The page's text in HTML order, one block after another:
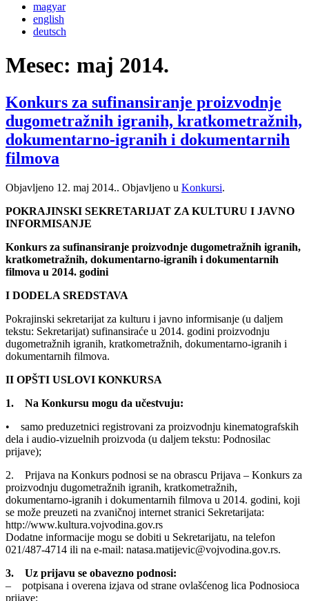
magyar
english
deutsch
Mesec: maj 2014.
Konkurs za sufinansiranje proizvodnje
dugometražnih igranih, kratkometražnih,
dokumentarno-igranih i dokumentarnih
filmova
Objavljeno 12. maj 2014.. Objavljeno u Konkursi.
POKRAJINSKI SEKRETARIJAT ZA KULTURU I JAVNO
INFORMISANJE
Konkurs za sufinansiranje proizvodnje dugometražnih igranih,
kratkometražnih, dokumentarno-igranih i dokumentarnih
filmova u 2014. godini
I DODELA SREDSTAVA
Pokrajinski sekretarijat za kulturu i javno informisanje (u daljem
tekstu: Sekretarijat) sufinansiraće u 2014. godini proizvodnju
dugometražnih igranih, kratkometražnih, dokumentarno-igranih i
dokumentarnih filmova.
II OPŠTI USLOVI KONKURSA
1. Na Konkursu mogu da učestvuju:
• samo preduzetnici registrovani za proizvodnju kinematografskih
dela i audio-vizuelnih proizvoda (u daljem tekstu: Podnosilac
prijave);
2. Prijava na Konkurs podnosi se na obrascu Prijava – Konkurs za
proizvodnju dugometražnih igranih, kratkometražnih,
dokumentarno-igranih i dokumentarnih filmova u 2014. godini, koji
se može preuzeti na zvaničnoj internet stranici Sekretarijata:
http://www.kultura.vojvodina.gov.rs
Dodatne informacije mogu se dobiti u Sekretarijatu, na telefon
021/487-4714 ili na e-mail: natasa.matijevic@vojvodina.gov.rs.
3. Uz prijavu se obavezno podnosi:
– potpisana i overena izjava od strane ovlašćenog lica Podnosioca
prijave;